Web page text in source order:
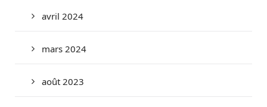
avril 2024
mars 2024
août 2023